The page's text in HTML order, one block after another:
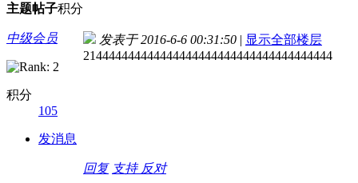
主题帖子积分
中级会员
积分
105
发消息
发表于 2016-6-6 00:31:50 | 显示全部楼层
214444444444444444444444444444444444444
回复 支持 反对